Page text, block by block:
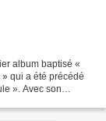
album baptisé «
qui a été précédé
». Avec son